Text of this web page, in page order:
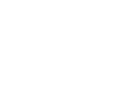
linha no cancro da
em doentes não